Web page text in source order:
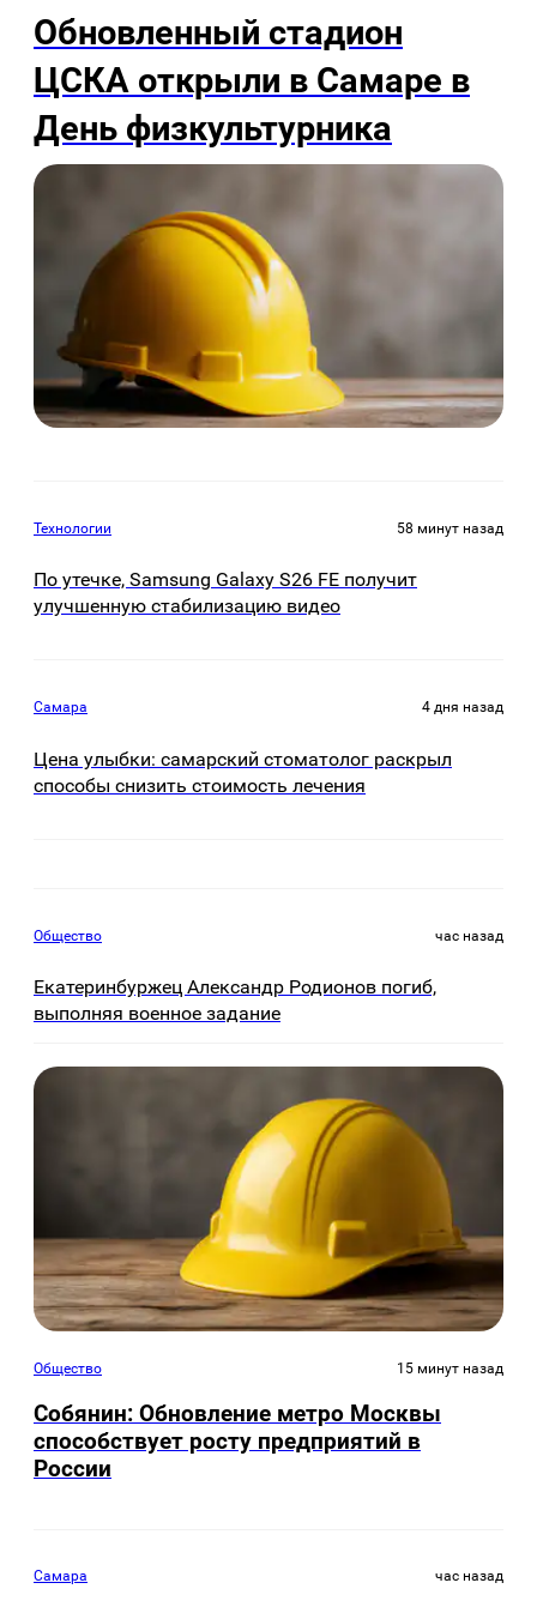
Обновленный стадион
ЦСКА открыли в Самаре в
День физкультурника
Технологии 58 минут назад
По утечке, Samsung Galaxy S26 FE получит
улучшенную стабилизацию видео
Самара 4 дня назад
Цена улыбки: самарский стоматолог раскрыл
способы снизить стоимость лечения
Общество час назад
Екатеринбуржец Александр Родионов погиб,
выполняя военное задание
Общество 15 минут назад
Собянин: Обновление метро Москвы
способствует росту предприятий в
России
Самара час назад